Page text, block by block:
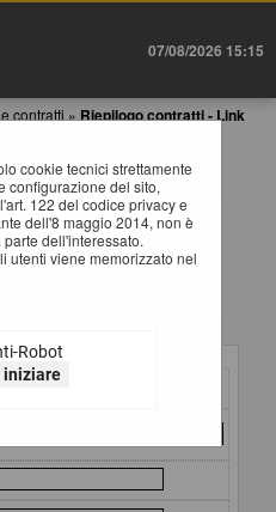
07/08/2026 15:15
contratti » Riepilogo contratti - Link
cookie tecnici strettamente
configurazione del sito,
122 del codice privacy e
dell'8 maggio 2014, non è
dell'interessato.
utenti viene memorizzato nel
Robot
iniziare
trasparenza sugli appalti
36/2023.
ricerca per consultare i dati. In
un'occorrenza, è
per scorrere la stessa in senso
di utilizzare le frecce destra e
una barra di scorrimento